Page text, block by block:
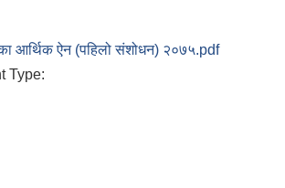
आर्थिक ऐन (पहिलो संशोधन) २०७५.pdf
Type: